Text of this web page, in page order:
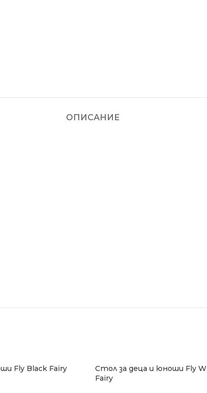
ОПИСАНИЕ
Fly Black Fairy
Стол за деца и юноши Fly
Fairy